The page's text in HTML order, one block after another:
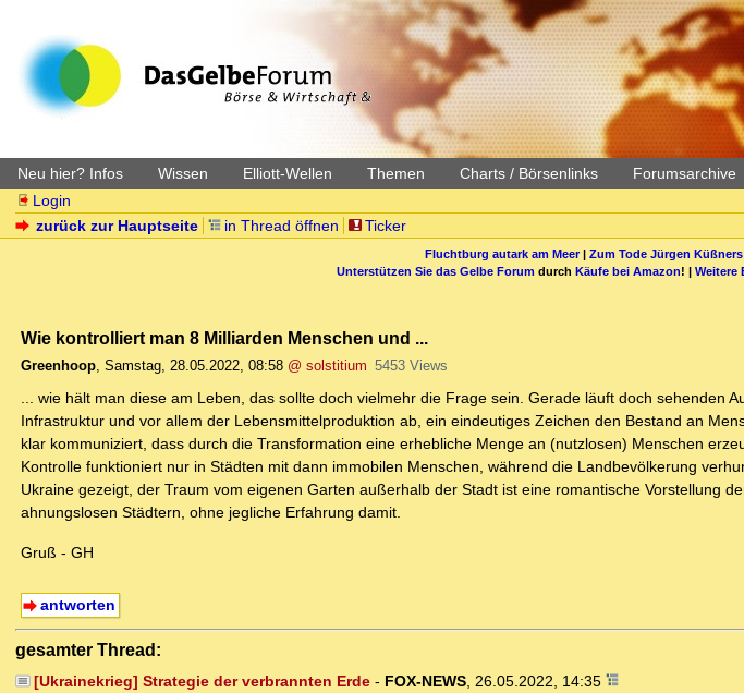
Neu hier? Infos Wissen Elliott-Wellen Themen Charts / Börsenlinks Forumsarchive
Login
zurück zur Hauptseite
in Thread öffnen Ticker
Fluchtburg autark am Meer| Zum Tode Jürgen Küßners
Unterstützen Sie das Gelbe Forum durch Käufe bei Amazon! | Weitere
Wie kontrolliert man 8 Milliarden Menschen und ...
Greenhoop, Samstag, 28.05.2022, 08:58 @ solstitium 5453 Views
... wie hält man diese am Leben, das sollte doch vielmehr die Frage sein. Gerade läuft doch sehenden
Infrastruktur und vor allem der Lebensmittelproduktion ab, ein eindeutiges Zeichen den Bestand an
klar kommuniziert, dass durch die Transformation eine erhebliche Menge an (nutzlosen) Menschen
Kontrolle funktioniert nur in Städten mit dann immobilen Menschen, während die Landbevölkerung
Ukraine gezeigt, der Traum vom eigenen Garten außerhalb der Stadt ist eine romantische Vorstellung
ahnungslosen Städtern, ohne jegliche Erfahrung damit.
Gruß - GH
antworten
gesamter Thread:
[Ukrainekrieg] Strategie der verbrannten Erde- FOX-NEWS, 26.05.2022, 14:35